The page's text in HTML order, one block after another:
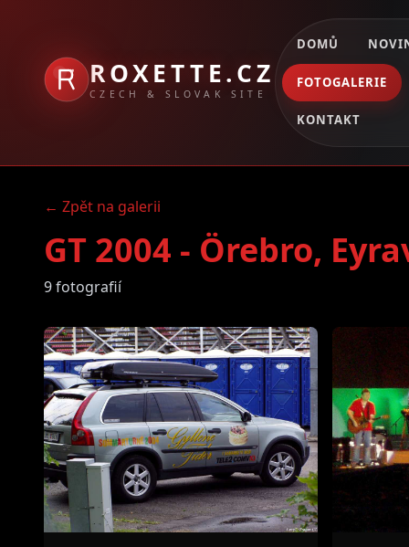
ROXETTE.CZ
CZECH & SLOVAK SITE
DOMŮ
FOTOGALERIE
KONTAKT
← Zpět na galerii
GT 2004 - Örebro,
9 fotografií